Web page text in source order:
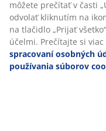
Hodnotenia
(53)
Doprava